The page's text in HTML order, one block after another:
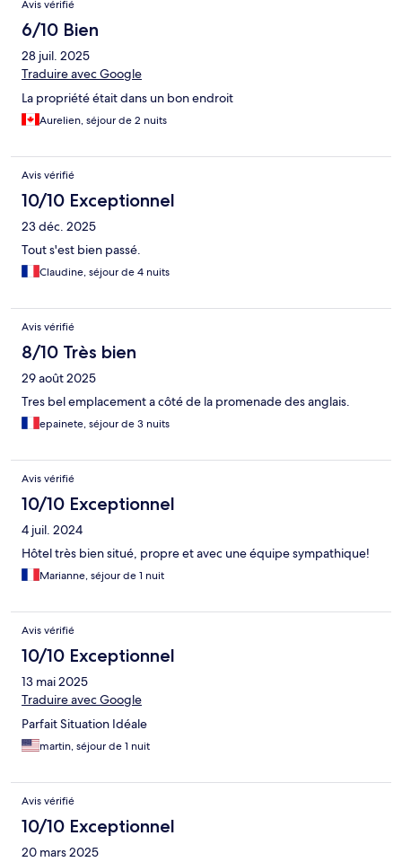
Avis vérifié
6/10 Bien
28 juil. 2025
Traduire avec Google
La propriété était dans un bon endroit
Aurelien, séjour de 2 nuits
Avis vérifié
10/10 Exceptionnel
23 déc. 2025
Tout s'est bien passé.
Claudine, séjour de 4 nuits
Avis vérifié
8/10 Très bien
29 août 2025
Tres bel emplacement a côté de la promenade des anglais.
epainete, séjour de 3 nuits
Avis vérifié
10/10 Exceptionnel
4 juil. 2024
Hôtel très bien situé, propre et avec une équipe sympathique!
Marianne, séjour de 1 nuit
Avis vérifié
10/10 Exceptionnel
13 mai 2025
Traduire avec Google
Parfait Situation Idéale
martin, séjour de 1 nuit
Avis vérifié
10/10 Exceptionnel
20 mars 2025